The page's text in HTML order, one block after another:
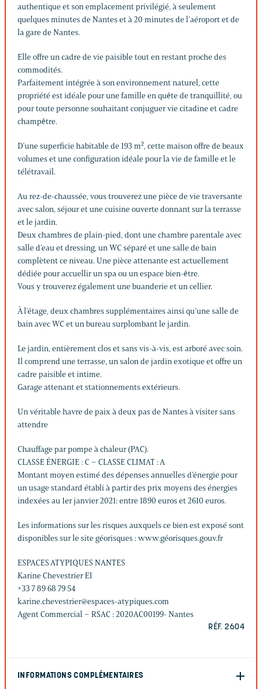
authentique et son emplacement privilégié, à seulement
quelques minutes de Nantes et à 20 minutes de l’aéroport et de
la gare de Nantes.
Elle offre un cadre de vie paisible tout en restant proche des
commodités.
Parfaitement intégrée à son environnement naturel, cette
propriété est idéale pour une famille en quête de tranquillité, ou
pour toute personne souhaitant conjuguer vie citadine et cadre
champêtre.
D’une superficie habitable de 193 m², cette maison offre de beaux
volumes et une configuration idéale pour la vie de famille et le
télétravail.
Au rez-de-chaussée, vous trouverez une pièce de vie traversante
avec salon, séjour et une cuisine ouverte donnant sur la terrasse
et le jardin.
Deux chambres de plain-pied, dont une chambre parentale avec
salle d’eau et dressing, un WC séparé et une salle de bain
complètent ce niveau. Une pièce attenante est actuellement
dédiée pour accuellir un spa ou un espace bien-être.
Vous y trouverez également une buanderie et un cellier.
À l’étage, deux chambres supplémentaires ainsi qu’une salle de
bain avec WC et un bureau surplombant le jardin.
Le jardin, entièrement clos et sans vis-à-vis, est arboré avec soin.
Il comprend une terrasse, un salon de jardin exotique et offre un
cadre paisible et intime.
Garage attenant et stationnements extérieurs.
Un véritable havre de paix à deux pas de Nantes à visiter sans
attendre
Chauffage par pompe à chaleur (PAC).
CLASSE ÉNERGIE : C – CLASSE CLIMAT : A
Montant moyen estimé des dépenses annuelles d’énergie pour
un usage standard établi à partir des prix moyens des énergies
indexées au 1er janvier 2021: entre 1890 euros et 2610 euros.
Les informations sur les risques auxquels ce bien est exposé sont
disponibles sur le site géorisques : www.géorisques.gouv.fr
ESPACES ATYPIQUES NANTES
Karine Chevestrier EI
+33 7 89 68 79 54
karine.chevestrier@espaces-atypiques.com
Agent Commercial – RSAC : 2020AC00199- Nantes
RÉF. 2604
INFORMATIONS COMPLÉMENTAIRES